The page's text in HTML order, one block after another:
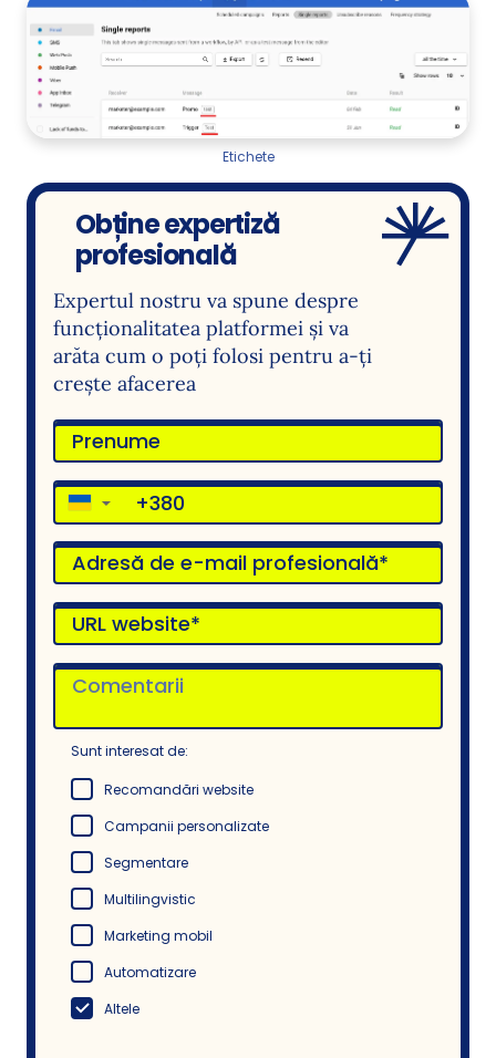
Etichete
Obține expertiză
profesională
Expertul nostru va spune despre
funcționalitatea platformei și va
arăta cum o poți folosi pentru a-ți
crește afacerea
▼
Sunt interesat de:
Recomandări website
Campanii personalizate
Segmentare
Multilingvistic
Marketing mobil
Automatizare
Altele